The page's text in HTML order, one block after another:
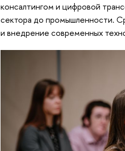
консалтингом и цифровой
сектора до промышленности.
и внедрение современных